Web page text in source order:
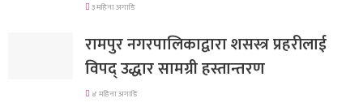
३ महिना अगाडि
रामपुर नगरपालिकाद्वारा शसस्त्र प्रहरीलाई
विपद् उद्धार सामग्री हस्तान्तरण
४ महिना अगाडि